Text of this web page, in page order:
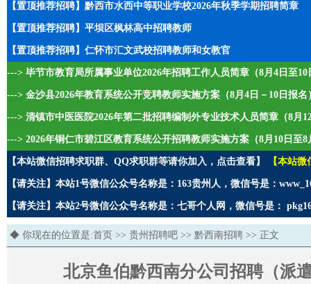
【置顶推荐招聘】黔西市水西中等职业学校2026年秋季学期招聘简章
【置顶推荐招聘】平坝区枫林高中招聘教师
【置顶推荐招聘】仁怀市汇文武校招聘教师和女教官
---> 毕节市教育局所属事业单位2026年招聘工作人员简章（8月4日至10
---> 金沙县2026年教育系统公开竞聘教师实施方案（8月4日－10日报名
---> 清镇市中医医院2026年第二批招聘编制外专业技术人员简章（8月
---> 2026年铜仁市碧江区教育系统公开招聘教师实施方案（8月10日至8
【本站微信招聘求职群、QQ求职群等请你加入，点击查看】 【本站
【请关注】本站1号微信公众号名称是：163贵州人，微信号是：
【请关注】本站2号微信公众号名称是：七哥个人网，微信号是：
◆ 你现在的位置是:首页 >> 贵州招聘吧 >> 黔西南招聘 >> 正文
北京鱼伯黔西南分公司招聘（派